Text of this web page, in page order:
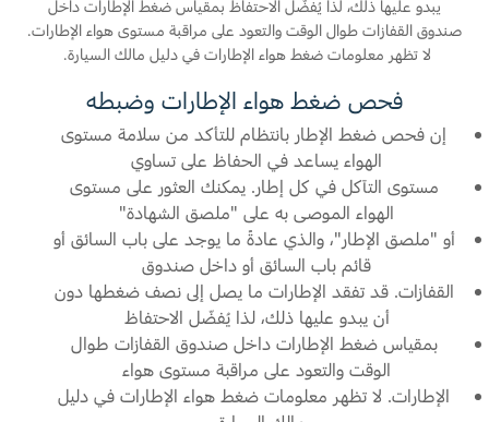
العربية
السعودية‬
الامارات
العربية
المتحدة
اليمن
Ford Protect لمحة عامة عن
باقة الخدمة
باقة العناية الفائقة
دعم المزامنة
أجزاء
قطع غيار فورد الأصلية
يبدو عليها ذلك، لذا يُفضّل الاحتفاظ بمقياس ضغط الإطارات داخل
صندوق القفازات طوال الوقت والتعود على مراقبة مستوى هواء الإطارات.
لا تظهر معلومات ضغط هواء الإطارات في دليل مالك السيارة.
فحص ضغط هواء الإطارات وضبطه
إن فحص ضغط الإطار بانتظام للتأكد من سلامة مستوى
الهواء يساعد في الحفاظ على تساوي
مستوى التآكل في كل إطار. يمكنك العثور على مستوى
الهواء الموصى به على "ملصق الشهادة"
أو "ملصق الإطار"، والذي عادةً ما يوجد على باب السائق أو
قائم باب السائق أو داخل صندوق
القفازات. قد تفقد الإطارات ما يصل إلى نصف ضغطها دون
أن يبدو عليها ذلك، لذا يُفضّل الاحتفاظ
بمقياس ضغط الإطارات داخل صندوق القفازات طوال
الوقت والتعود على مراقبة مستوى هواء
الإطارات. لا تظهر معلومات ضغط هواء الإطارات في دليل